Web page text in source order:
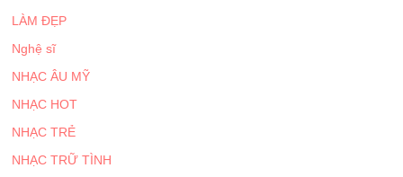
LÀM ĐẸP
Nghệ sĩ
NHẠC ÂU MỸ
NHẠC HOT
NHẠC TRẺ
NHẠC TRỮ TÌNH